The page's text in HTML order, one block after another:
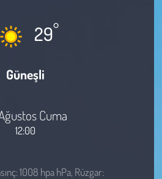
29°
Güneşli
Cuma
12:00
1008 hpa hPa, Rüzgar: